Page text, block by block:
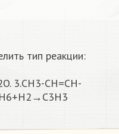
тип реакции:
3.CH3-CH=CH-